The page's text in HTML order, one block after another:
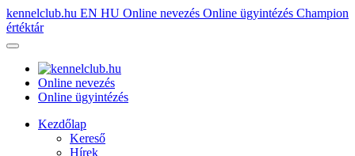
kennelclub.hu EN HU Online nevezés Online ügyintézés Champion
értéktár
Online nevezés
Online ügyintézés
Kezdőlap
Kereső
Hírek